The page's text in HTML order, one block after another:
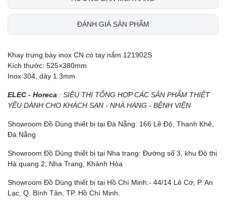
ĐÁNH GIÁ SẢN PHẨM
Khay trưng bày inox CN có tay nắm 121902S
Kích thước: 525×380mm
Inox 304, dày 1.3mm
ELEC - Horeca : SIÊU THỊ TỔNG HỢP CÁC SẢN PHẨM THIẾT
YẾU DÀNH CHO KHÁCH SẠN - NHÀ HÀNG - BỆNH VIỆN
Showroom Đồ Dùng thiết bị tại Đà Nẵng: 166 Lê Độ, Thanh Khê,
Đà Nẵng
Showroom Đồ Dùng thiết bị tại Nha trang: Đường số 3, khu Đô thị
Hà quang 2, Nha Trang, Khánh Hòa
Showroom Đồ Dùng thiết bị tại Hồ Chí Minh:- 44/14 Lê Cơ, P. An
Lạc, Q. Bình Tân, TP. Hồ Chí Minh.